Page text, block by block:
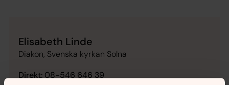
Elisabeth Linde
Diakon, Svenska kyrkan Solna
Direkt: 08-546 646 39